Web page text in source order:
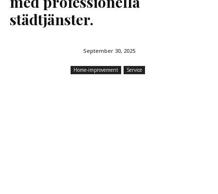
städtjänster.
September 30, 2025
Home-improvement Service